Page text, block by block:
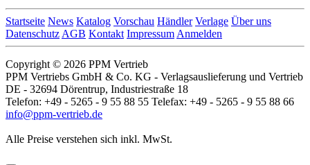
Startseite News Katalog Vorschau Händler Verlage Über uns
Datenschutz AGB Kontakt Impressum Anmelden
Copyright © 2026 PPM Vertrieb
PPM Vertriebs GmbH & Co. KG - Verlagsauslieferung und Vertrieb
DE - 32694 Dörentrup, Industriestraße 18
Telefon: +49 - 5265 - 9 55 88 55 Telefax: +49 - 5265 - 9 55 88 66
info@ppm-vertrieb.de
Alle Preise verstehen sich inkl. MwSt.